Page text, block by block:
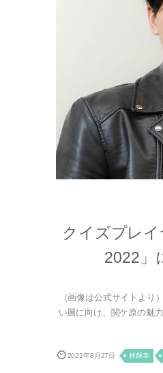
クイズプレ
2022」
（画像は公式サイトより
い層に向け、関ケ原の魅
2022年8月27日 林輝幸